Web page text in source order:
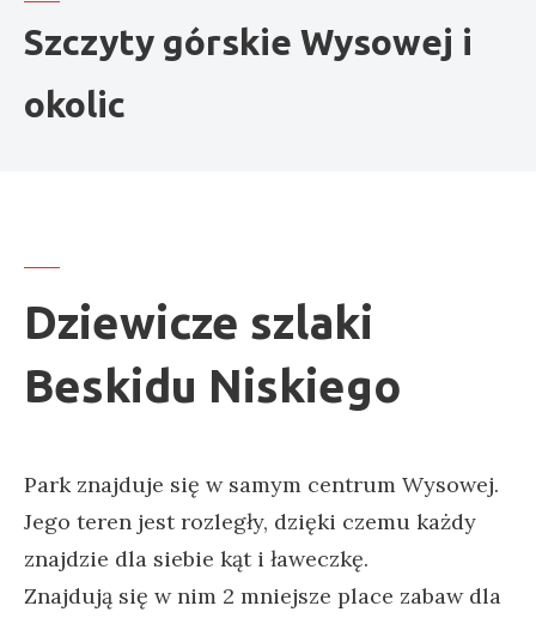
Szczyty górskie Wysowej i
okolic
Dziewicze szlaki
Beskidu Niskiego
Park znajduje się w samym centrum Wysowej.
Jego teren jest rozległy, dzięki czemu każdy
znajdzie dla siebie kąt i ławeczkę.
Znajdują się w nim 2 mniejsze place zabaw dla